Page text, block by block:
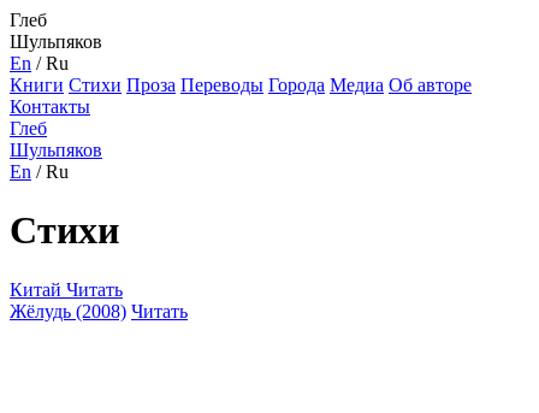
Глеб
Шульпяков
En / Ru
Книги Стихи Проза Переводы Города Медиа Об авторе
Контакты
Глеб
Шульпяков
En / Ru
Стихи
Китай Читать
Жёлудь (2008) Читать